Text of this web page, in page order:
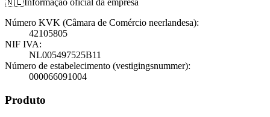
🇳🇱Informação oficial da empresa
Número KVK (Câmara de Comércio neerlandesa):
42105805
NIF IVA:
NL005497525B11
Número de estabelecimento (vestigingsnummer):
000066091004
Produto